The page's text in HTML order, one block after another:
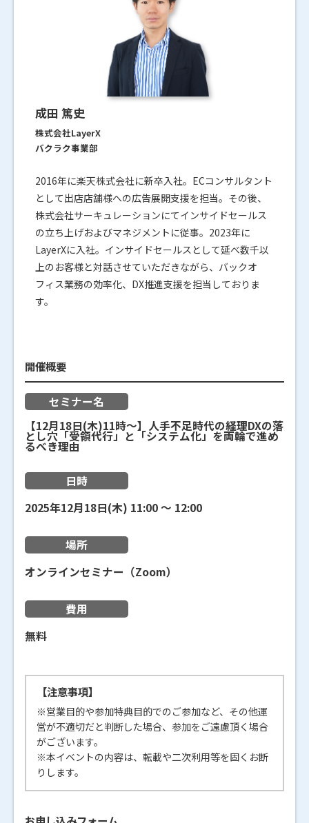
成田 篤史
株式会社LayerX
バクラク事業部
2016年に楽天株式会社に新卒入社。ECコンサルタント
として出店店舗様への広告展開支援を担当。その後、
株式会社サーキュレーションにてインサイドセールス
の立ち上げおよびマネジメントに従事。2023年に
LayerXに入社。インサイドセールスとして延べ数千以
上のお客様と対話させていただきながら、バックオ
フィス業務の効率化、DX推進支援を担当しておりま
す。
開催概要
セミナー名
【12月18日(木)11時～】人手不足時代の経理DXの落
とし穴「受領代行」と「システム化」を両輪で進め
るべき理由
日時
2025年12月18日(木) 11:00 〜 12:00
場所
オンラインセミナー（Zoom）
費用
無料
【注意事項】
※営業目的や参加特典目的でのご参加など、その他運
営が不適切だと判断した場合、参加をご遠慮頂く場合
がございます。
※本イベントの内容は、転載や二次利用等を固くお断
りします。